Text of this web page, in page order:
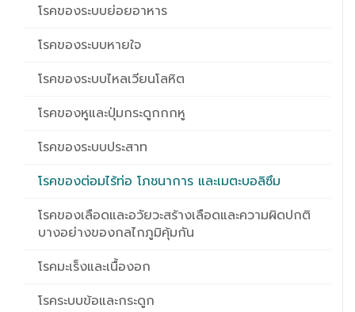
โรคของระบบย่อยอาหาร
โรคของระบบหายใจ
โรคของระบบไหลเวียนโลหิต
โรคของหูและปุ่มกระดูกกกหู
โรคของระบบประสาท
โรคของต่อมไร้ท่อ โภชนาการ และเมตะบอลิซึม
โรคของเลือดและอวัยวะสร้างเลือดและความผิดปกติ
บางอย่างของกลไกภูมิคุ้มกัน
โรคมะเร็งและเนื้องอก
โรคระบบข้อและกระดูก